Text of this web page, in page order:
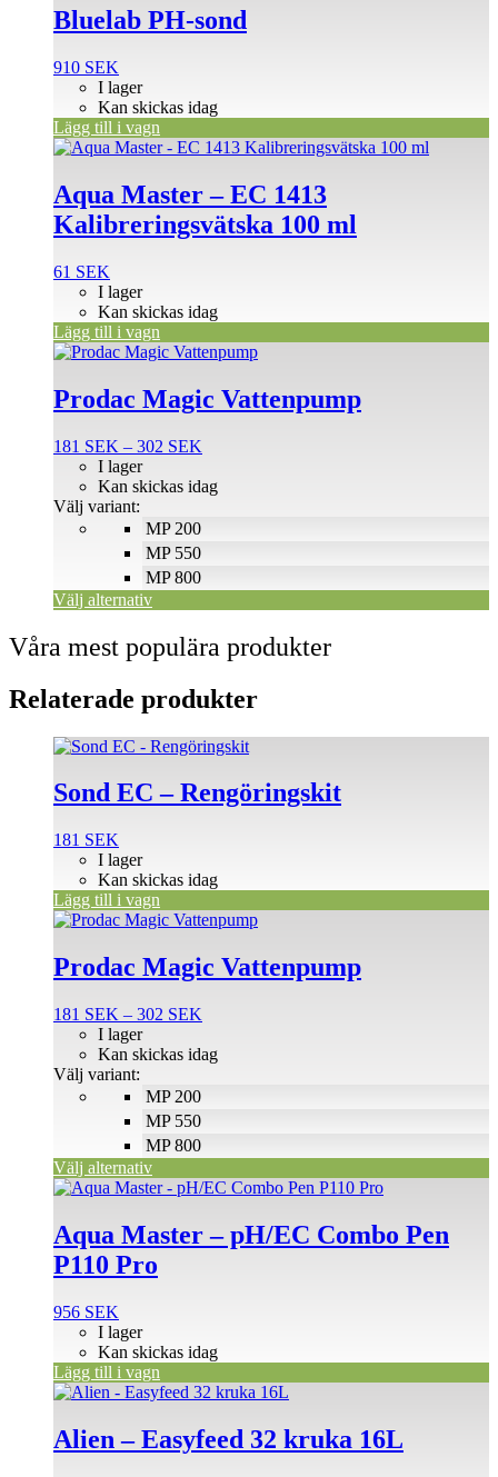
Bluelab PH-sond
910 SEK
I lager
Kan skickas idag
Lägg till i vagn
Aqua Master – EC 1413
Kalibreringsvätska 100 ml
61 SEK
I lager
Kan skickas idag
Lägg till i vagn
Prodac Magic Vattenpump
181 SEK – 302 SEK
till
MP 200
MP 550
MP 800
I lager
Kan skickas idag
Välj variant:
Välj alternativ
Den
produkten
har
varianter.
olika
alternativen
produktsidan
Våra mest populära produkter
Relaterade produkter
Sond EC – Rengöringskit
181 SEK
I lager
Kan skickas idag
Lägg till i vagn
Prodac Magic Vattenpump
181 SEK – 302 SEK
till
MP 200
MP 550
MP 800
I lager
Kan skickas idag
Välj variant:
Välj alternativ
Den
produkten
har
varianter.
olika
alternativen
produktsidan
Aqua Master – pH/EC Combo Pen
P110 Pro
956 SEK
I lager
Kan skickas idag
Lägg till i vagn
Alien – Easyfeed 32 kruka 16L